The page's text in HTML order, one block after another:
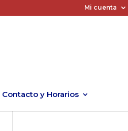
Mi cuenta
Contacto y Horarios